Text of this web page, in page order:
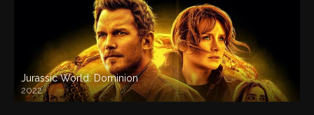
Jurassic World: Dominion
2022